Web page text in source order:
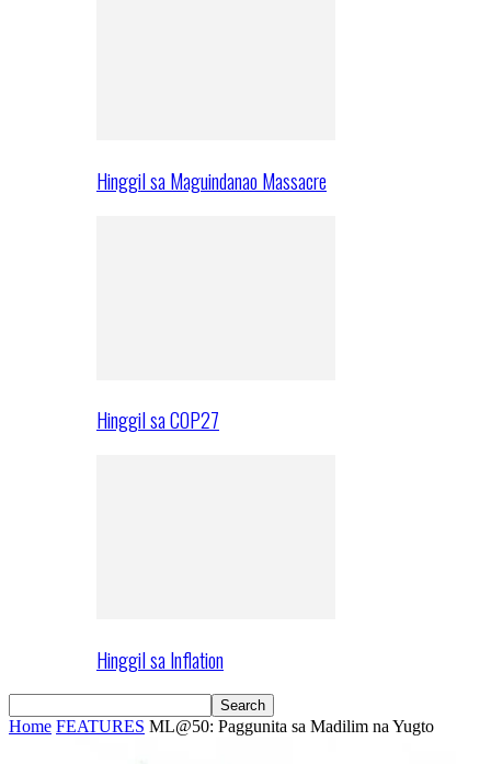
Hinggil sa Maguindanao Massacre
Hinggil sa COP27
Hinggil sa Inflation
Home FEATURES ML@50: Paggunita sa Madilim na Yugto